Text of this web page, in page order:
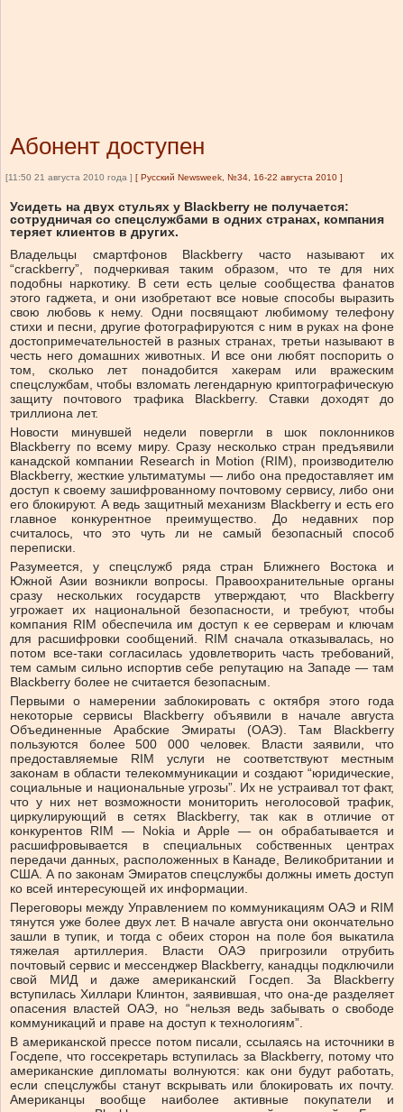
Абонент доступен
[11:50 21 августа 2010 года ] [ Русский Newsweek, №34, 16-22 августа 2010 ]
Усидеть на двух стульях у Blackberry не получается:
сотрудничая со спецслужбами в одних странах, компания
теряет клиентов в других.
Владельцы смартфонов Blackberry часто называют их
“crackberry”, подчеркивая таким образом, что те для них
подобны наркотику. В сети есть целые сообщества фанатов
этого гаджета, и они изобретают все новые способы выразить
свою любовь к нему. Одни посвящают любимому телефону
стихи и песни, другие фотографируются с ним в руках на фоне
достопримечательностей в разных странах, третьи называют в
честь него домашних животных. И все они любят поспорить о
том, сколько лет понадобится хакерам или вражеским
спецслужбам, чтобы взломать легендарную криптографическую
защиту почтового трафика Blackberry. Ставки доходят до
триллиона лет.
Новости минувшей недели повергли в шок поклонников
Blackberry по всему миру. Сразу несколько стран предъявили
канадской компании Research in Motion (RIM), производителю
Blackberry, жесткие ультиматумы — либо она предоставляет им
доступ к своему зашифрованному почтовому сервису, либо они
его блокируют. А ведь защитный механизм Blackberry и есть его
главное конкурентное преимущество. До недавних пор
считалось, что это чуть ли не самый безопасный способ
переписки.
Разумеется, у спецслужб ряда стран Ближнего Востока и
Южной Азии возникли вопросы. Правоохранительные органы
сразу нескольких государств утверждают, что Blackberry
угрожает их национальной безопасности, и требуют, чтобы
компания RIM обеспечила им доступ к ее серверам и ключам
для расшифровки сообщений. RIM cначала отказывалась, но
потом все-таки согласилась удовлетворить часть требований,
тем самым сильно испортив себе репутацию на Западе — там
Blackberry более не считается безопасным.
Первыми о намерении заблокировать с октября этого года
некоторые сервисы Blackberry объявили в начале августа
Объединенные Арабские Эмираты (ОАЭ). Там Blackberry
пользуются более 500 000 человек. Власти заявили, что
предоставляемые RIM услуги не соответствуют местным
законам в области телекоммуникации и создают “юридические,
социальные и национальные угрозы”. Их не устраивал тот факт,
что у них нет возможности мониторить неголосовой трафик,
циркулирующий в сетях Blackberry, так как в отличие от
конкурентов RIM — Nokia и Apple — он обрабатывается и
расшифровывается в специальных собственных центрах
передачи данных, расположенных в Канаде, Великобритании и
США. А по законам Эмиратов спецслужбы должны иметь доступ
ко всей интересующей их информации.
Переговоры между Управлением по коммуникациям ОАЭ и RIM
тянутся уже более двух лет. В начале августа они окончательно
зашли в тупик, и тогда с обеих сторон на поле боя выкатила
тяжелая артиллерия. Власти ОАЭ пригрозили отрубить
почтовый сервис и мессенджер Blackberry, канадцы подключили
свой МИД и даже американский Госдеп. За Blackberry
вступилась Хиллари Клинтон, заявившая, что она-де разделяет
опасения властей ОАЭ, но “нельзя ведь забывать о свободе
коммуникаций и праве на доступ к технологиям”.
В американской прессе потом писали, ссылаясь на источники в
Госдепе, что госсекретарь вступилась за Blackberry, потому что
американские дипломаты волнуются: как они будут работать,
если спецслужбы станут вскрывать или блокировать их почту.
Американцы вообще наиболее активные покупатели и